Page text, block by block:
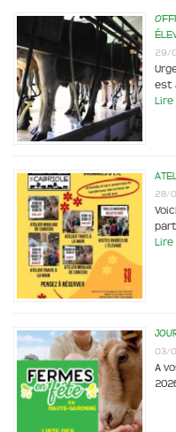
29/
est
Lire
28/
Lire
03/
A